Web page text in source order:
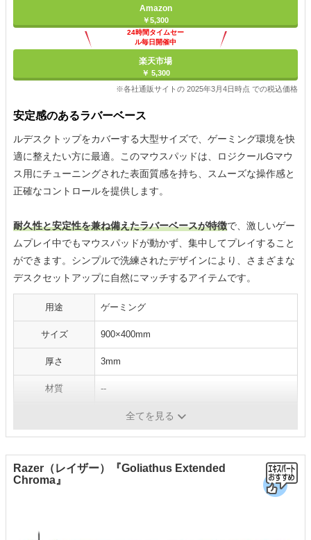
Amazon
￥5,300
24時間タイムセー
ル毎日開催中
楽天市場
￥ 5,300
※各社通販サイトの 2025年3月4日時点 での税込価格
安定感のあるラバーベース
ルデスクトップをカバーする大型サイズで、ゲーミング環境を快
適に整えたい方に最適。このマウスパッドは、ロジクールGマウ
ス用にチューニングされた表面質感を持ち、スムーズな操作感と
正確なコントロールを提供します。
耐久性と安定性を兼ね備えたラバーベースが特徴で、激しいゲー
ムプレイ中でもマウスパッドが動かず、集中してプレイすること
ができます。シンプルで洗練されたデザインにより、さまざまな
デスクセットアップに自然にマッチするアイテムです。
用途 ゲーミング
サイズ 900×400mm
厚さ 3mm
材質 --
全てを見る
Razer（レイザー）『Goliathus Extended
Chroma』